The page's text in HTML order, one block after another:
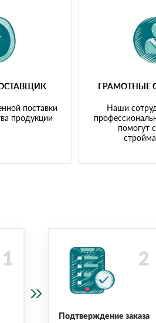
поставки
продукции
ГРАМОТНЫЕ
Наши
помогут
Подтверждение заказа